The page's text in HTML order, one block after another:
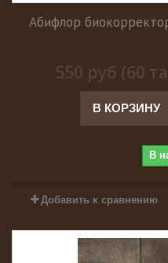
Абифлор
550 руб (60
В КОРЗИНУ
В
Добавить к сравнению